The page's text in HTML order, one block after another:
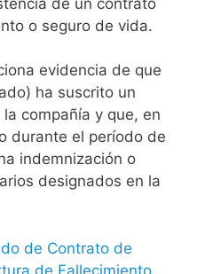
o seguro de vida.
evidencia de que
ha suscrito un
compañía y que, en
durante el período de
indemnización o
designados en la
de Contrato de
de Fallecimiento